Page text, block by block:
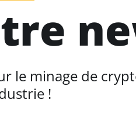
le minage de
!